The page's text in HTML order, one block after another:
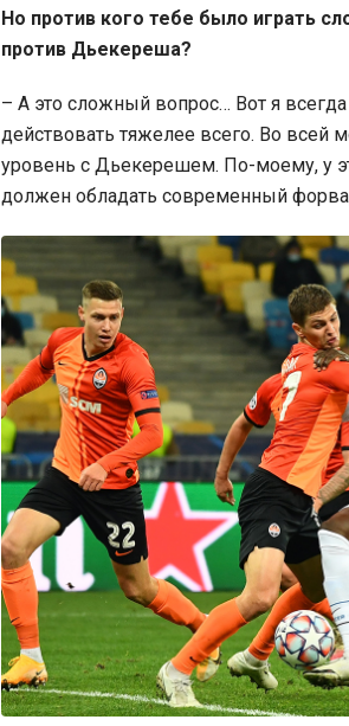
Но против кого тебе было играть
против Дьекереша?
– А это сложный вопрос… Вот я
действовать тяжелее всего. Во всей
уровень с Дьекерешем. По-моему, у
должен обладать современный